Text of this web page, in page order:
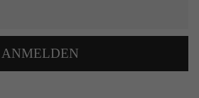
ANMELDEN